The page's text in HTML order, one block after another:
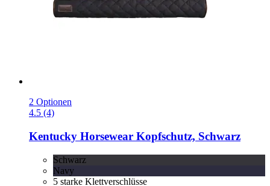
2 Optionen
4.5 (4)
Kentucky Horsewear Kopfschutz, Schwarz
Schwarz
Navy
5 starke Klettverschlüsse